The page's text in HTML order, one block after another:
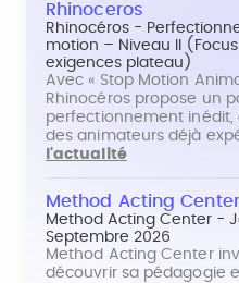
Rhinoceros
Rhinocéros -
motion – Niveau II
exigences plateau)
Avec « Stop Motion
Rhinocéros propose un
perfectionnement
des animateurs déjà
l'actualité
Method Acting Center
Method Acting Center -
Septembre 2026
Method Acting Center
découvrir sa pédagogie